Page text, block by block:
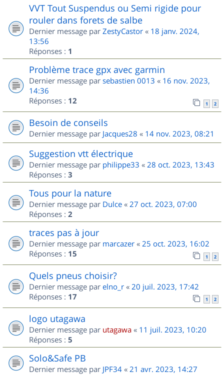
VVT Tout Suspendus ou Semi rigide pour
rouler dans forets de salbe
Dernier message par ZestyCastor « 18 janv. 2024,
13:56
Réponses : 1
Problème trace gpx avec garmin
Dernier message par sebastien 0013 « 16 nov. 2023,
14:36
Réponses : 12 1 2
Besoin de conseils
Dernier message par Jacques28 « 14 nov. 2023, 08:21
Suggestion vtt électrique
Dernier message par philippe33 « 28 oct. 2023, 13:43
Réponses : 3
Tous pour la nature
Dernier message par Dulce « 27 oct. 2023, 07:00
Réponses : 2
traces pas à jour
Dernier message par marcazer « 25 oct. 2023, 16:02
Réponses : 15 1 2
Quels pneus choisir?
Dernier message par elno_r « 20 juil. 2023, 17:42
Réponses : 17 1 2
logo utagawa
Dernier message par utagawa « 11 juil. 2023, 10:20
Réponses : 5
Solo&Safe PB
Dernier message par JPF34 « 21 avr. 2023, 14:27